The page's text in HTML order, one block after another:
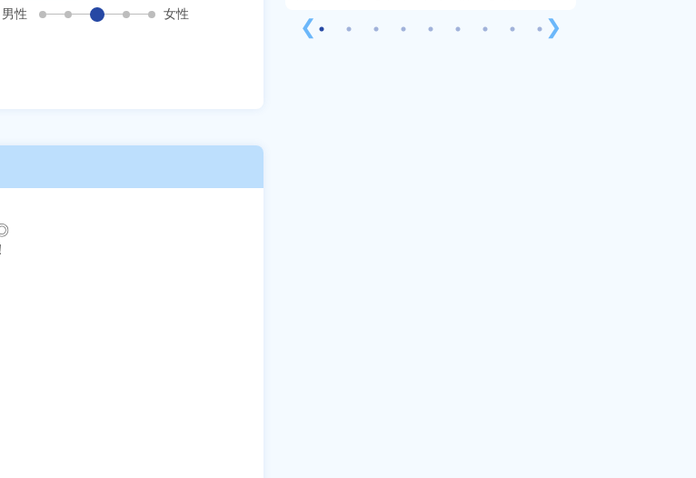
男性
女性
❮
はず！
❯